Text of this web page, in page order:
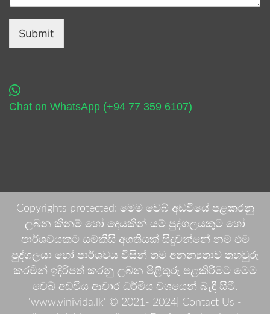
Submit
Chat on WhatsApp (+94 77 359 6107)
Copyrights protected: මෙම වෙබ් අඩවියේ පළකරනු
ලබන කිනම් හෝ දෙයකින් යම් පුද්ගලයකුට හෝ
පාර්ශවයකට යම්කිසි අගතියක් සිදුවන්නේ නම් එම
පුද්ගලයා හෝ පාර්ශවය විසින් තම අනන්‍යතාව තහවුරු
කරමින් ඉදිරිපත් කරනු ලබන පිළිතුරු පළකිරීමට මෙම
වෙබ් අඩවිය ආචාර ධර්මීය වශයෙන් බැඳී සිටී.
'www.vinivida.lk' © 2021- 2024| Contact Us -